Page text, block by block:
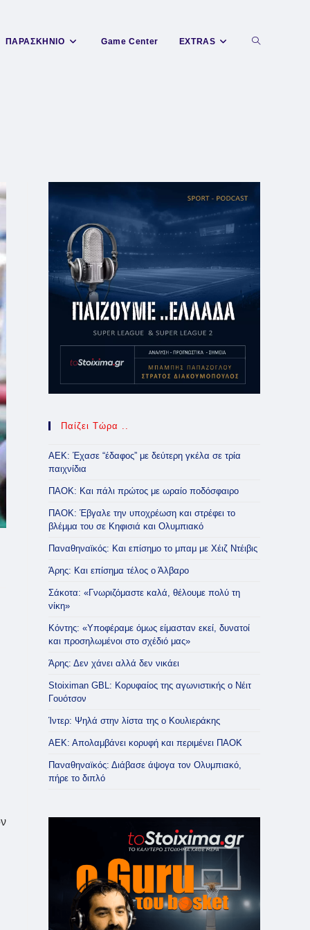
ΠΑΡΑΣΚΗΝΙΟ Game Center EXTRAS Toggle
Παίζει Τώρα ..
ΑΕΚ: Έχασε “έδαφος” με δεύτερη γκέλα σε τρία
παιχνίδια
ΠΑΟΚ: Και πάλι πρώτος με ωραίο ποδόσφαιρο
ΠΑΟΚ: Έβγαλε την υποχρέωση και στρέφει το
βλέμμα του σε Κηφισιά και Ολυμπιακό
Παναθηναϊκός: Και επίσημο το μπαμ με Χέιζ Ντέιβις
Άρης: Και επίσημα τέλος ο Άλβαρο
Σάκοτα: «Γνωριζόμαστε καλά, θέλουμε πολύ τη
νίκη»
Κόντης: «Υποφέραμε όμως είμασταν εκεί, δυνατοί
και προσηλωμένοι στο σχέδιό μας»
Άρης: Δεν χάνει αλλά δεν νικάει
Stoiximan GBL: Κορυφαίος της αγωνιστικής ο Νέιτ
Γουότσον
Ίντερ: Ψηλά στην λίστα της ο Κουλιεράκης
ΑΕΚ: Απολαμβάνει κορυφή και περιμένει ΠΑΟΚ
Παναθηναϊκός: Διάβασε άψογα τον Ολυμπιακό,
πήρε το διπλό